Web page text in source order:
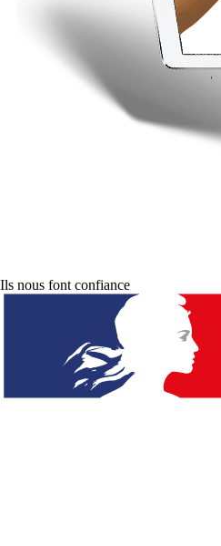
Ils nous font confiance